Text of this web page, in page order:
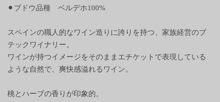
⚫︎ブドウ品種 ベルデホ100%
スペインの職人的なワイン造りに誇りを持つ、家族経営のブ
テックワイナリー。
ワインが持つイメージをそのままエチケットで表現している
ような自然で、爽快感溢れるワイン。
桃とハーブの香りが印象的。